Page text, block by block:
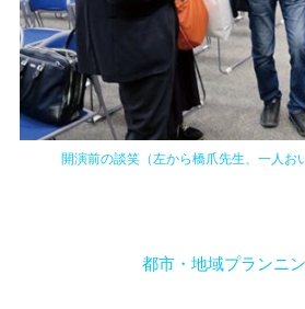
開演前の談笑（左から橋爪先生、一人お
都市・地域プランニ